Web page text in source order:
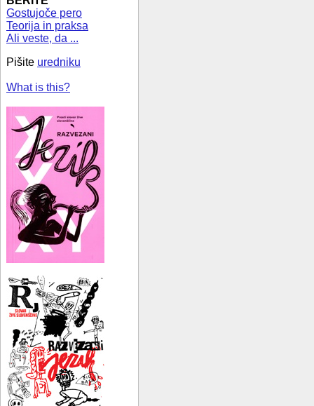
Gostujoče pero
Teorija in praksa
Ali veste, da ...
Pišite uredniku
What is this?